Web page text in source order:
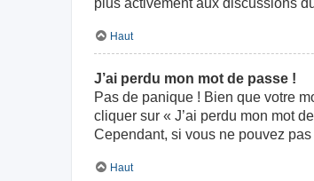
plus activement aux discussions
Haut
J’ai perdu mon mot de passe !
Pas de panique ! Bien que votre
cliquer sur « J’ai perdu mon mot
Cependant, si vous ne pouvez
Haut